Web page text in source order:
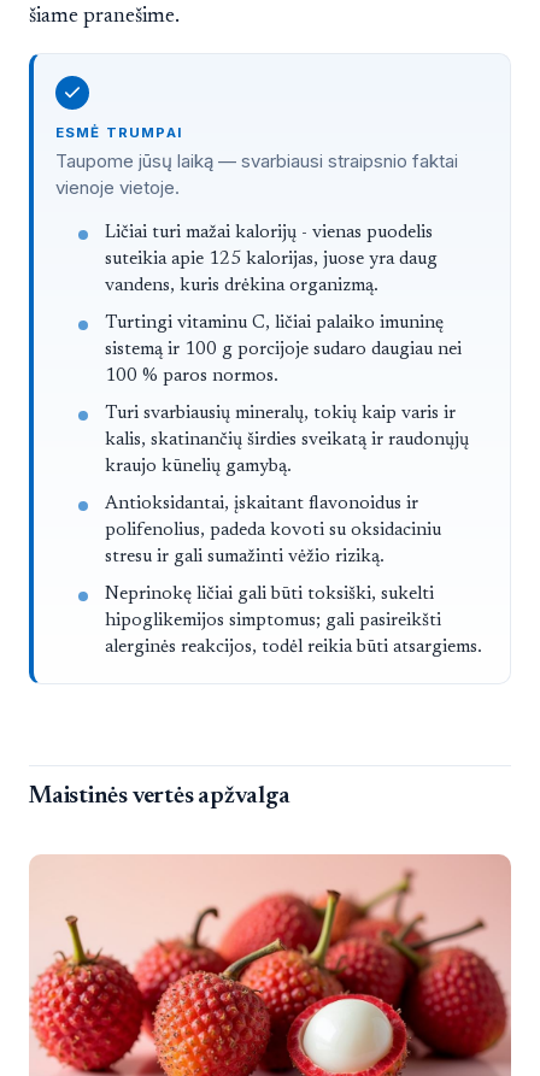
šiame pranešime.
ESMĖ TRUMPAI
Taupome jūsų laiką — svarbiausi straipsnio faktai
vienoje vietoje.
TrumpaiLičiai turi mažai kalorijų - vienas puodelis
suteikia apie 125 kalorijas, juose yra daug
vandens, kuris drėkina organizmą.
Turtingi vitaminu C, ličiai palaiko imuninę
sistemą ir 100 g porcijoje sudaro daugiau nei
100 % paros normos.
Turi svarbiausių mineralų, tokių kaip varis ir
kalis, skatinančių širdies sveikatą ir raudonųjų
kraujo kūnelių gamybą.
Antioksidantai, įskaitant flavonoidus ir
polifenolius, padeda kovoti su oksidaciniu
stresu ir gali sumažinti vėžio riziką.
Neprinokę ličiai gali būti toksiški, sukelti
hipoglikemijos simptomus; gali pasireikšti
alerginės reakcijos, todėl reikia būti atsargiems.
Maistinės vertės apžvalga